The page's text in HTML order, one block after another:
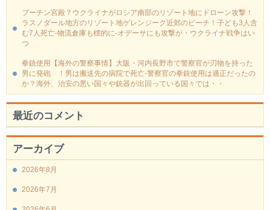
プーチン宮殿？ウクライナがロシア南部のリゾート地にドローン攻撃！
ラスノダール地方のリゾート地ゲレンジーク近郊のビーチ！子ども3人含
む7人死亡-物流倉庫も標的に‐オデーサにも攻撃が・ウクライナ戦争はい
つ
拳銃使用【海外の警察事情】大阪・河内長野市で警察官が刃物を持った
男に発砲 ！男は搬送先の病院で死亡-警察官の拳銃使用は適正だったの
か？海外、治安の悪い国々や銃器が出回っている国々では・・
最近のコメント
アーカイブ
2026年8月
2026年7月